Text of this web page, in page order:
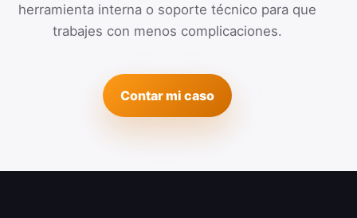
herramienta interna o soporte técnico para que
trabajes con menos complicaciones.
Contar mi caso